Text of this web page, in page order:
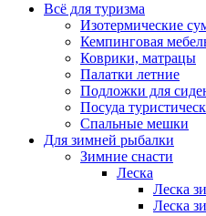
Всё для туризма
Изотермические
Кемпинговая
Коврики, матрацы
Палатки летние
Подложки для
Посуда
Спальные мешки
Для зимней рыбалки
Зимние снасти
Леска
Леска
Леска